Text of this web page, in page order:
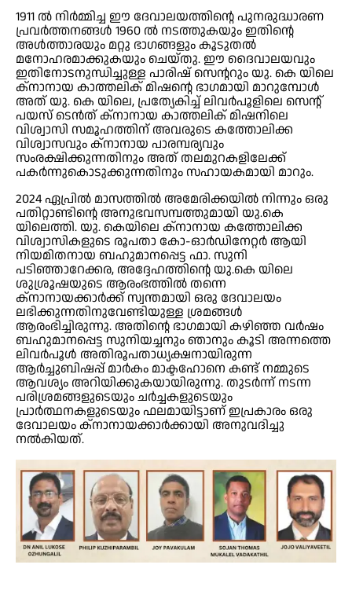
1911 ല്‍ നിര്‍മ്മിച്ച ഈ ദേവാലയത്തിന്റെ പുനരുദ്ധാരണ
പ്രവര്‍ത്തനങ്ങള്‍ 1960 ല്‍ നടത്തുകയും ഇതിന്റെ
അള്‍ത്താരയും മറ്റു ഭാഗങ്ങളും കൂടുതല്‍
മനോഹരമാക്കുകയും ചെയ്തു. ഈ ദൈവാലയവും
ഇതിനോടനുന്ധിച്ചുള്ള പാരിഷ് സെന്ററും യു. കെ യിലെ
ക്‌നാനായ കാത്തലിക് മിഷന്റെ ഭാഗമായി മാറുമ്പോള്‍
അത് യു. കെ യിലെ, പ്രത്യേകിച്ച് ലിവര്‍പൂളിലെ സെന്റ്
പയസ് ടെന്‍ത് ക്‌നാനായ കാത്തലിക് മിഷനിലെ
വിശ്വാസി സമൂഹത്തിന് അവരുടെ കത്തോലിക്ക
വിശ്വാസവും ക്‌നാനായ പാരമ്പര്യവും
സംരക്ഷിക്കുന്നതിനും അത് തലമുറകളിലേക്ക്
പകര്‍ന്നുകൊടുക്കുന്നതിനും സഹായകമായി മാറും.
2024 ഏപ്രില്‍ മാസത്തില്‍ അമേരിക്കയില്‍ നിന്നും ഒരു
പതിറ്റാണ്ടിന്റെ അനുഭവസമ്പത്തുമായി യു.കെ
യിലെത്തി. യു. കെയിലെ ക്‌നാനായ കത്തോലിക്ക
വിശ്വാസികളുടെ രൂപതാ കോ-ഓര്‍ഡിനേറ്റര്‍ ആയി
നിയമിതനായ ബഹുമാനപ്പെട്ട ഫാ. സുനി
പടിഞ്ഞാറേക്കര, അദ്ദേഹത്തിന്റെ യു.കെ യിലെ
ശുശ്രൂഷയുടെ ആരംഭത്തില്‍ തന്നെ
ക്‌നാനായക്കാര്‍ക്ക് സ്വന്തമായി ഒരു ദേവാലയം
ലഭിക്കുന്നതിനുവേണ്ടിയുള്ള ശ്രമങ്ങള്‍
ആരംഭിച്ചിരുന്നു. അതിന്റെ ഭാഗമായി കഴിഞ്ഞ വര്‍ഷം
ബഹുമാനപ്പെട്ട സുനിയച്ചനും ഞാനും കൂടി അന്നത്തെ
ലിവര്‍പൂള്‍ അതിരൂപതാധ്യക്ഷനായിരുന്ന
ആര്‍ച്ചുബിഷപ്പ് മാര്‍കം മാക്ടഹോനെ കണ്ട് നമ്മുടെ
ആവശ്യം അറിയിക്കുകയായിരുന്നു. തുടര്‍ന്ന് നടന്ന
പരിശ്രമങ്ങളുടെയും ചര്‍ച്ചകളുടെയും
പ്രാര്‍ത്ഥനകളുടെയും ഫലമായിട്ടാണ് ഇപ്രകാരം ഒരു
ദേവാലയം ക്‌നാനായക്കാര്‍ക്കായി അനുവദിച്ചു
നല്‍കിയത്.